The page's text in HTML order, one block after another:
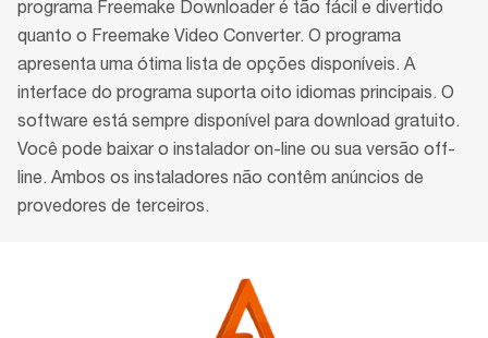
programa Freemake Downloader é tão fácil e divertido
quanto o Freemake Video Converter. O programa
apresenta uma ótima lista de opções disponíveis. A
interface do programa suporta oito idiomas principais. O
software está sempre disponível para download gratuito.
Você pode baixar o instalador on-line ou sua versão off-
line. Ambos os instaladores não contêm anúncios de
provedores de terceiros.